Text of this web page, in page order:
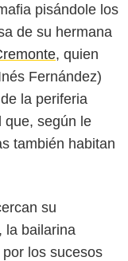
pisándole los
de su hermana
, quien
Fernández)
la periferia
que, según le
también habitan
su
la bailarina
los sucesos